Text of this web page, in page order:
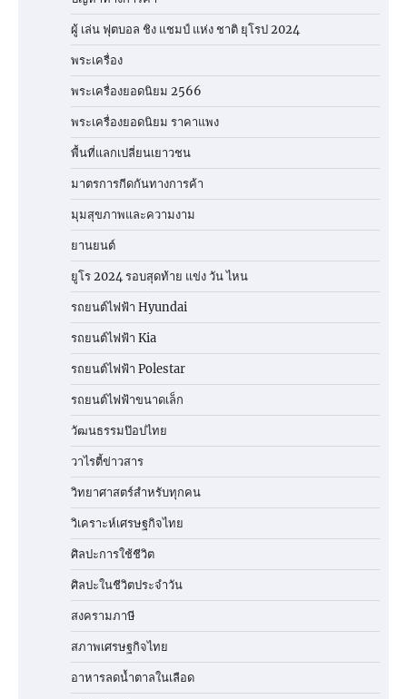
ผู้ เล่น ฟุตบอล ชิง แชมป์ แห่ง ชาติ ยุโรป 2024
พระเครื่อง
พระเครื่องยอดนิยม 2566
พระเครื่องยอดนิยม ราคาแพง
พื้นที่แลกเปลี่ยนเยาวชน
มาตรการกีดกันทางการค้า
มุมสุขภาพและความงาม
ยานยนต์
ยูโร 2024 รอบสุดท้าย แข่ง วัน ไหน
รถยนต์ไฟฟ้า Hyundai
รถยนต์ไฟฟ้า Kia
รถยนต์ไฟฟ้า Polestar
รถยนต์ไฟฟ้าขนาดเล็ก
วัฒนธรรมป๊อปไทย
วาไรตี้ข่าวสาร
วิทยาศาสตร์สำหรับทุกคน
วิเคราะห์เศรษฐกิจไทย
ศิลปะการใช้ชีวิต
ศิลปะในชีวิตประจำวัน
สงครามภาษี
สภาพเศรษฐกิจไทย
อาหารลดน้ำตาลในเลือด